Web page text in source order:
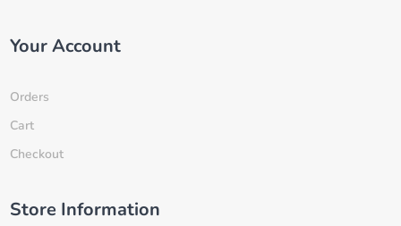
Your Account
Orders
Cart
Checkout
Store Information